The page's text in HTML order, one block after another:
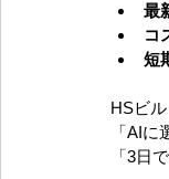
最
コ
短
HSビ
「AI
「3日